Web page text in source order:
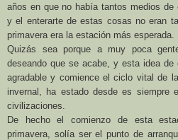
años en que no había tantos medios de
y el enterarte de estas cosas no eran
primavera era la estación más esperada.
Quizás sea porque a muy poca
deseando que se acabe, y esta idea
agradable y comience el ciclo vital de
invernal, ha estado desde es siempre
civilizaciones.
De hecho el comienzo de esta
primavera, solía ser el punto de